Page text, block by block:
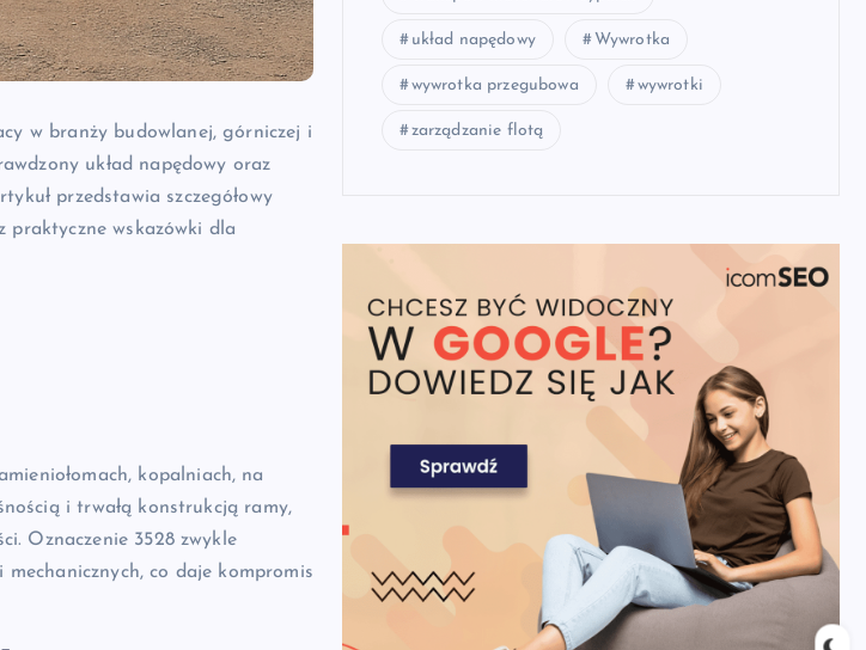
w branży budowlanej, górniczej i
układ napędowy oraz
przedstawia szczegółowy
praktyczne wskazówki dla
kopalniach, na
i trwałą konstrukcją ramy,
Oznaczenie 3528 zwykle
co daje kompromis
układ napędowy Wywrotka
wywrotka przegubowa wywrotki
zarządzanie flotą